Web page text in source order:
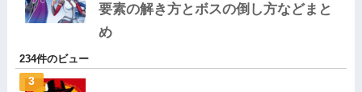
要素の解き方とボスの倒し方などまと
め
234件のビュー